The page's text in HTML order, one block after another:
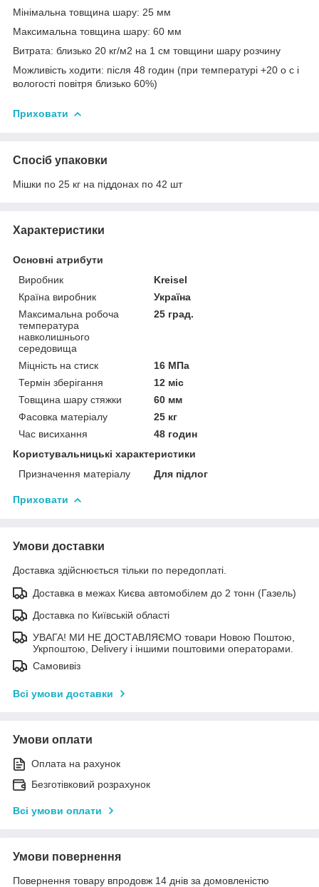
Мінімальна товщина шару: 25 мм
Максимальна товщина шару: 60 мм
Витрата: близько 20 кг/м2 на 1 см товщини шару розчину
Можливість ходити: після 48 годин (при температурі +20 o c і
вологості повітря близько 60%)
Приховати
Спосіб упаковки
Мішки по 25 кг на піддонах по 42 шт
Характеристики
Основні атрибути
Виробник
Kreisel
Країна виробник
Україна
Максимальна робоча
температура
навколишнього
середовища
25 град.
Міцність на стиск
16 МПа
Термін зберігання
12 міс
Товщина шару стяжки
60 мм
Фасовка матеріалу
25 кг
Час висихання
48 годин
Користувальницькі характеристики
Призначення матеріалу
Для підлог
Приховати
Умови доставки
Доставка здійснюється тільки по передоплаті.
Доставка в межах Києва автомобілем до 2 тонн (Газель)
Доставка по Київській області
УВАГА! МИ НЕ ДОСТАВЛЯЄМО товари Новою Поштою,
Укрпоштою, Delivery і іншими поштовими операторами.
Самовивіз
Всі умови доставки
Умови оплати
Оплата на рахунок
Безготівковий розрахунок
Всі умови оплати
Умови повернення
Повернення товару впродовж 14 днів за домовленістю